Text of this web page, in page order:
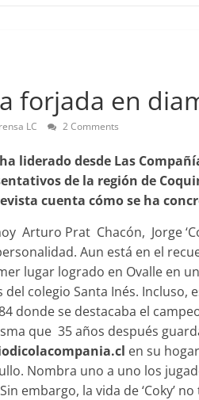
forjada en
LC 2 Comments
ha liderado desde Las
de la región de
cuenta cómo se ha
Arturo Prat Chacón, Jorge
Aun está en el
lugar logrado en Ovalle en
colegio Santa Inés.
donde se destacaba el
que 35 años después
en su
Nombra uno a uno los
embargo, la vida de ‘Coky’